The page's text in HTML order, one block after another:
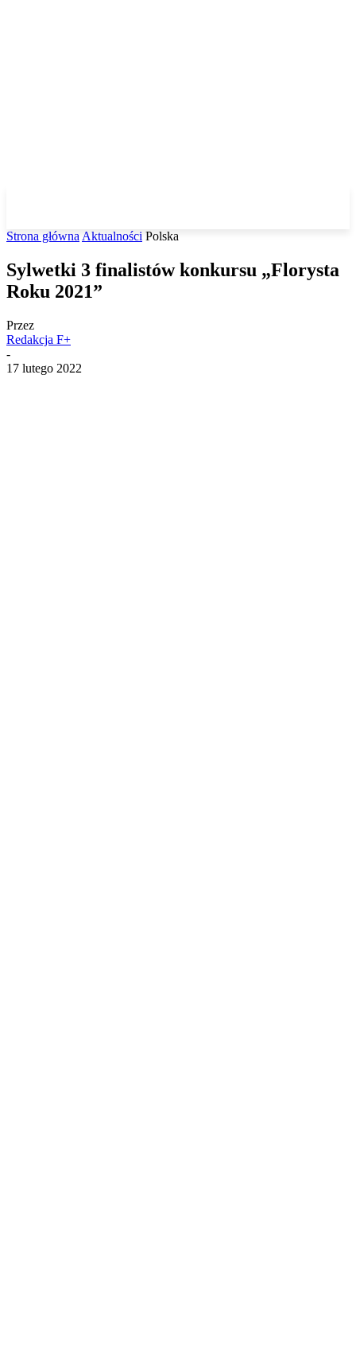
Strona główna Aktualności Polska
Sylwetki 3 finalistów konkursu „Florysta
Roku 2021”
Przez
Redakcja F+
-
17 lutego 2022